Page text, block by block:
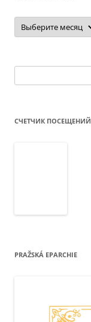
Архив
новостей
СЧЕТЧИК ПОСЕЩЕНИЙ
PRAŽSKÁ EPARCHIE